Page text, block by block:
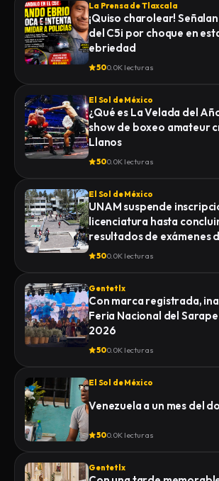
La Prensa de Tlaxcala
¡Quiso charolear!
del C5i por choque en
ebriedad
500.0K lecturas
El Sol de México
¿Qué es La Velada del
show de boxeo amateur
Llanos
500.0K lecturas
El Sol de México
UNAM suspende
licenciatura hasta
resultados de exámenes
500.0K lecturas
Gentetlx
Con marca registrada,
Feria Nacional del
2026
500.0K lecturas
El Sol de México
Venezuela a un mes del
500.0K lecturas
Gentetlx